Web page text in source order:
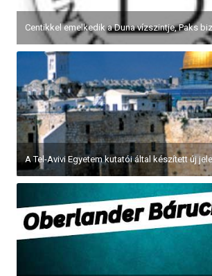
Centikkel emelkedik a Duna vízszintje, Paks
A Tel-Avivi Egyetem kutatói által készített új